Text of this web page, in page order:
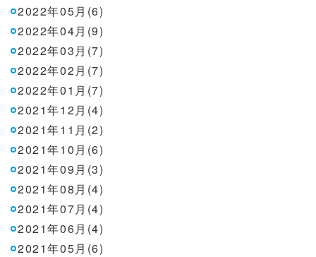
2022年05月(6)
2022年04月(9)
2022年03月(7)
2022年02月(7)
2022年01月(7)
2021年12月(4)
2021年11月(2)
2021年10月(6)
2021年09月(3)
2021年08月(4)
2021年07月(4)
2021年06月(4)
2021年05月(6)